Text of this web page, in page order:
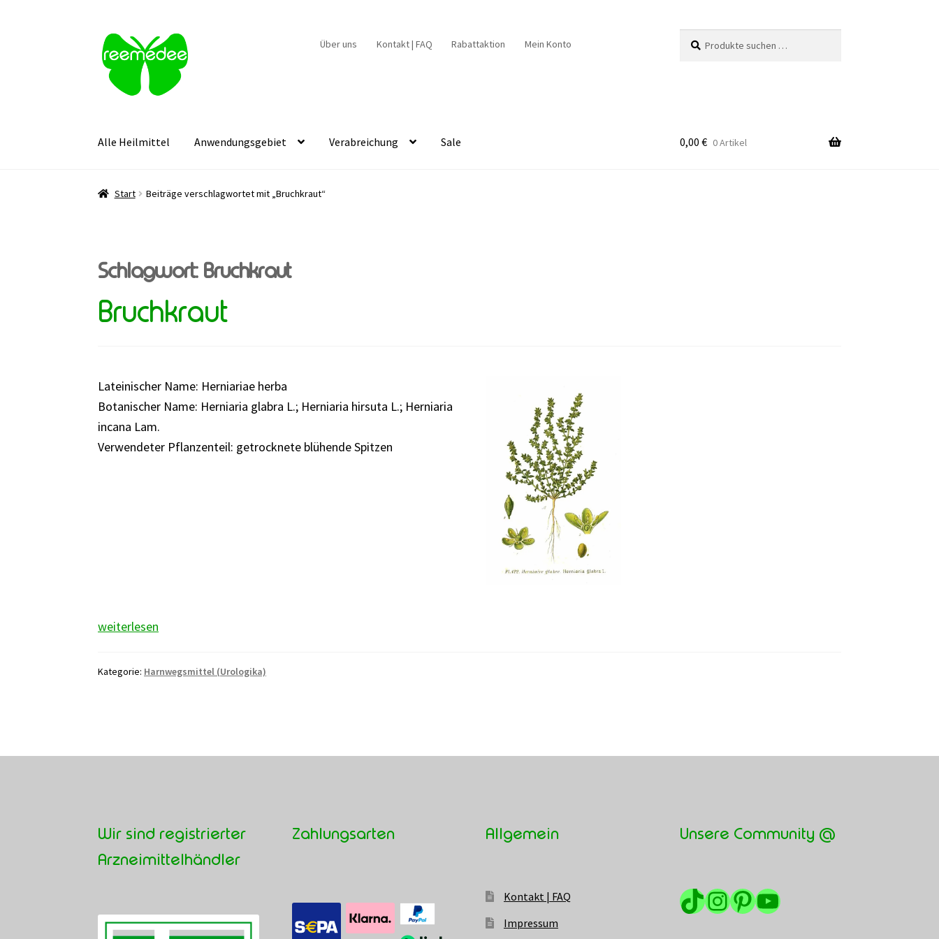
Zur
Navigation
springen
Zum
Inhalt
springen
Über uns Kontakt | FAQ Rabattaktion Mein Konto
nach:
Alle Heilmittel Anwendungsgebiet Verabreichung Sale 0,00 € 0 Artikel
Start Beiträge verschlagwortet mit „Bruchkraut“
Schlagwort: Bruchkraut
Bruchkraut
Lateinischer Name: Herniariae herba
Botanischer Name: Herniaria glabra L.; Herniaria hirsuta L.; Herniaria
incana Lam.
Verwendeter Pflanzenteil: getrocknete blühende Spitzen
Bruchkraut
weiterlesen
Kategorie: Harnwegsmittel (Urologika)
Wir sind registrierter
Arzneimittelhändler
Zahlungsarten Allgemein
Kontakt | FAQ
Impressum
Unsere Community @
TikTok
Instagram
Pinterest
YouTube